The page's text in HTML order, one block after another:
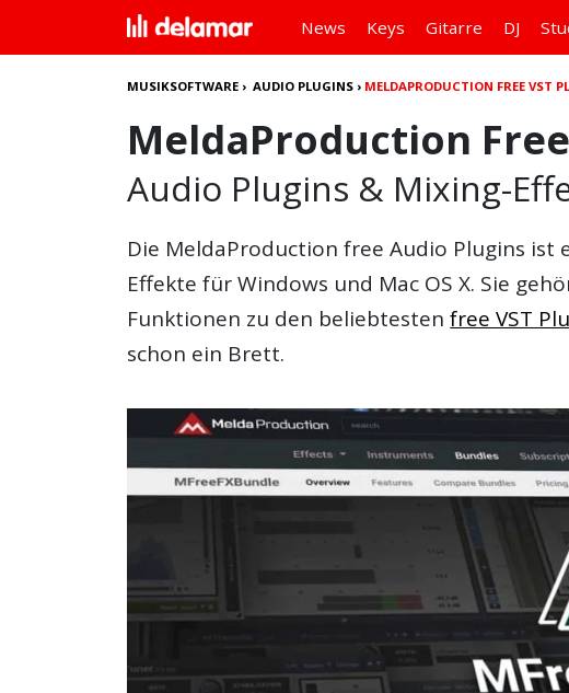
News Keys Gitarre DJ
MUSIKSOFTWARE ›AUDIO PLUGINS › MELDAPRODUCTION FREE VST
MeldaProduction
Audio Plugins & Mixing-
Die MeldaProduction free Audio Plugins ist
Effekte für Windows und Mac OS X. Sie
Funktionen zu den beliebtestenfree VST
schon ein Brett.